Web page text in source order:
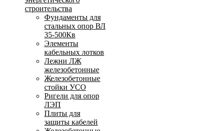
строительства
Фундаменты для
стальных опор ВЛ
35-500Кв
Элементы
кабельных лотков
Лежни ЛЖ
железобетонные
Железобетонные
стойки УСО
Ригели для опор
ЛЭП
Плиты для
защиты кабелей